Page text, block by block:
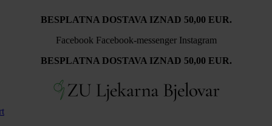
BESPLATNA DOSTAVA IZNAD 50,00 EUR.
Facebook Facebook-messenger Instagram
BESPLATNA DOSTAVA IZNAD 50,00 EUR.